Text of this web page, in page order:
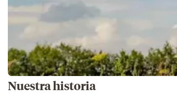
Nuestra historia